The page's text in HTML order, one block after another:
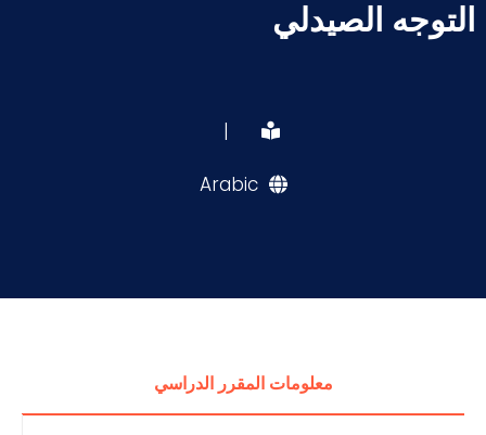
التوجه الصيدلي
|
Arabic
معلومات المقرر الدراسي